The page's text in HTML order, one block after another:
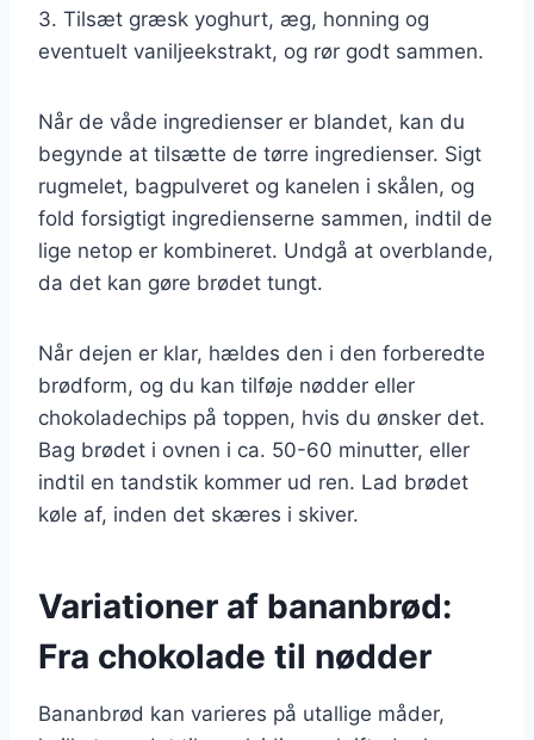
3. Tilsæt græsk yoghurt, æg, honning og
eventuelt vaniljeekstrakt, og rør godt sammen.
Når de våde ingredienser er blandet, kan du
begynde at tilsætte de tørre ingredienser. Sigt
rugmelet, bagpulveret og kanelen i skålen, og
fold forsigtigt ingredienserne sammen, indtil de
lige netop er kombineret. Undgå at overblande,
da det kan gøre brødet tungt.
Når dejen er klar, hældes den i den forberedte
brødform, og du kan tilføje nødder eller
chokoladechips på toppen, hvis du ønsker det.
Bag brødet i ovnen i ca. 50-60 minutter, eller
indtil en tandstik kommer ud ren. Lad brødet
køle af, inden det skæres i skiver.
Variationer af bananbrød:
Fra chokolade til nødder
Bananbrød kan varieres på utallige måder,